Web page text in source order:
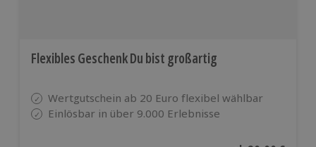
Flexibles Geschenk Du bist großartig
Wertgutschein ab 20 Euro flexibel wählbar
Einlösbar in über 9.000 Erlebnisse